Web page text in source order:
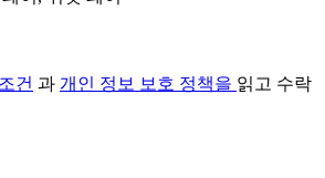
건 과 개인 정보 보호 정책을 읽고 수락